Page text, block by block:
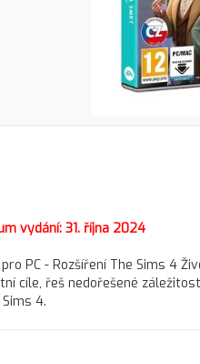
vydání: 31. října 2024
pro PC - Rozšíření The Sims 4
cíle, řeš nedořešené
4.